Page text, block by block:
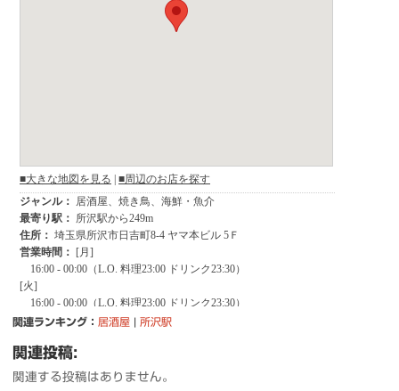
関連ランキング： 居酒屋| 所沢駅
関連投稿:
関連する投稿はありません。